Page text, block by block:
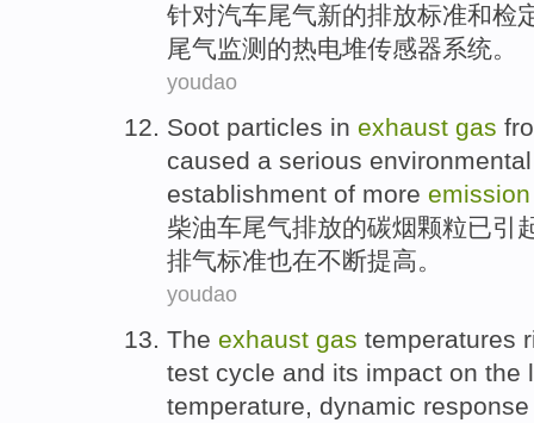
针对汽车尾气新的排放标准和检
尾气监测 的热电堆传感器系统。
youdao
Soot particles in exhaust gas
caused a serious environmental
establishment of more emission
柴油车尾气排放的碳烟颗粒已引
排气标准也在不断提高。
youdao
The exhaust gas temperatures
test cycle and its impact on the
temperature
dynamic response